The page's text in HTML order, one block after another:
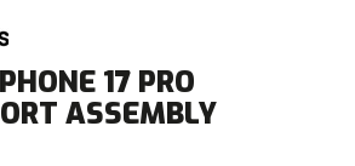
17 PRO
ASSEMBLY